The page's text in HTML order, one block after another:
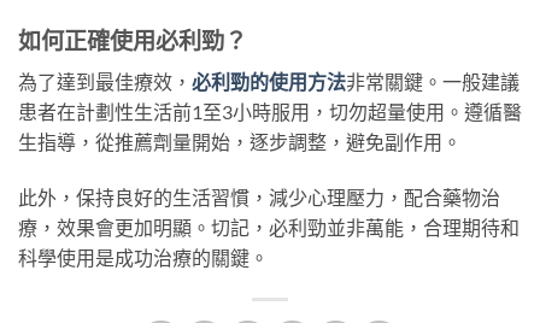
如何正確使用必利勁？
為了達到最佳療效， 必利勁的使用方法非常關鍵。一般建議
患者在計劃性生活前1至3小時服用，切勿超量使用。遵循醫
生指導，從推薦劑量開始，逐步調整，避免副作用。
此外，保持良好的生活習慣，減少心理壓力，配合藥物治
療，效果會更加明顯。切記，必利勁並非萬能，合理期待和
科學使用是成功治療的關鍵。